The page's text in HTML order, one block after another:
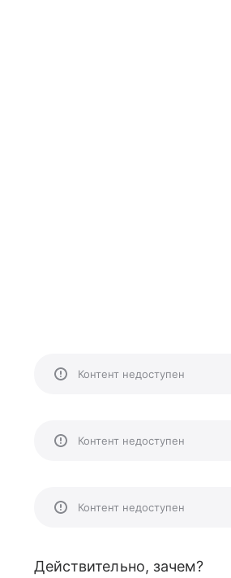
Контент недоступен
Контент недоступен
Контент недоступен
Действительно, зачем?